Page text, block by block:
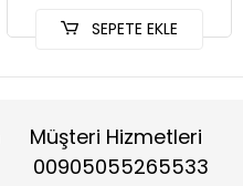
SEPETE EKLE
Müşteri Hizmetleri
00905055265533